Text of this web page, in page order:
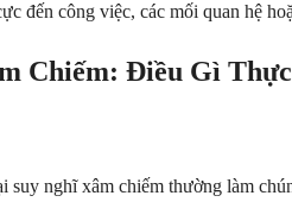
đến công việc, các mối quan hệ
Chiếm: Điều Gì
nghĩ xâm chiếm thường làm